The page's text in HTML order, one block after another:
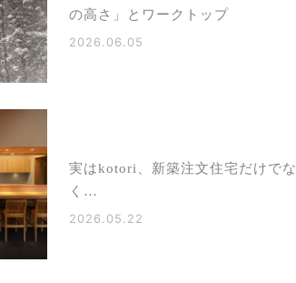
の高さ」とワークトップ
2026.06.05
実はkotori、新築注文住宅だけでな
く…
2026.05.22